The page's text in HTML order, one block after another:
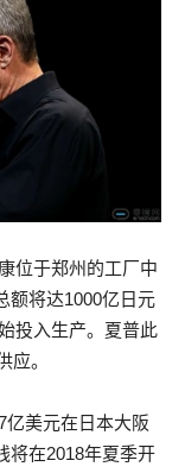
位于郑州的工厂中
额将达1000亿日元
投入生产。夏普此
应。
亿美元在日本大阪
将在2018年夏季开